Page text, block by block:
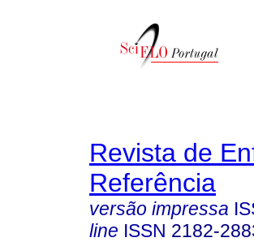
Revista de
Referência
versão impressa
line ISSN 2182-